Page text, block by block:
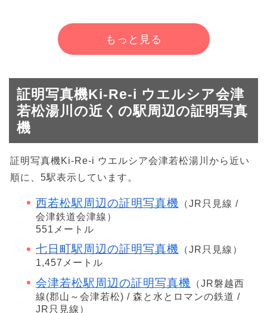
もっと見る
証明写真機Ki-Re-i ウエルシア会津
若松湯川の近くの駅周辺の証明写真
機
証明写真機Ki-Re-i ウエルシア会津若松湯川から近い
順に、5駅表示しています。
西若松駅周辺の証明写真機
（JR只見線 /
会津鉄道会津線）
551メートル
七日町駅周辺の証明写真機
（JR只見線）
1,457メートル
会津若松駅周辺の証明写真機
（JR磐越西
線(郡山～会津若松) / 森と水とロマンの鉄道 /
JR只見線）